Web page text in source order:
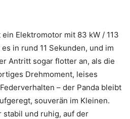
Elektromotor mit 83 kW / 113
in rund 11 Sekunden, und im
Antritt sogar flotter an, als die
Drehmoment, leises
– der Panda bleibt
souverän im Kleinen.
stabil und ruhig, auf der